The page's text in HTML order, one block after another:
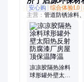
安心购
综合体验L0
主营： 管道防锈涂料
凉凉胶隔热涂料
球形罐外壁太阳